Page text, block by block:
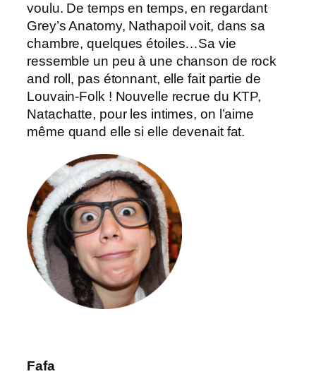
voulu. De temps en temps, en regardant
Grey’s Anatomy, Nathapoil voit, dans sa
chambre, quelques étoiles…Sa vie
ressemble un peu à une chanson de rock
and roll, pas étonnant, elle fait partie de
Louvain-Folk ! Nouvelle recrue du KTP,
Natachatte, pour les intimes, on l’aime
même quand elle si elle devenait fat.
Fafa